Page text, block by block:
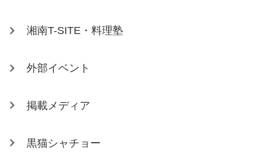
湘南T-SITE・料理塾
外部イベント
掲載メディア
黒猫シャチョー